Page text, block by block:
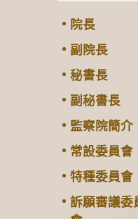
院長
副院長
秘書長
副秘書長
監察院簡介
常設委員會
特種委員會
訴願審議委